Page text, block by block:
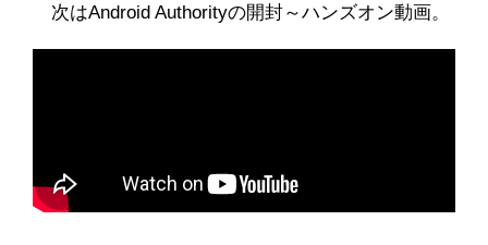
次はAndroid Authorityの開封～ハンズオン動画。